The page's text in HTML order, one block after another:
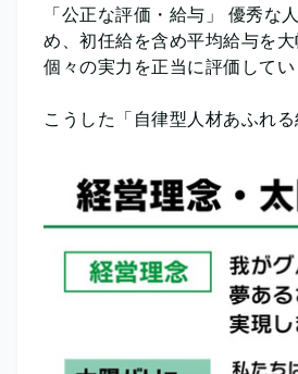
「公正な評価・給与」 優秀な
め、初任給を含め平均給与を
個々の実力を正当に評価してい
こうした「自律型人材あふれ